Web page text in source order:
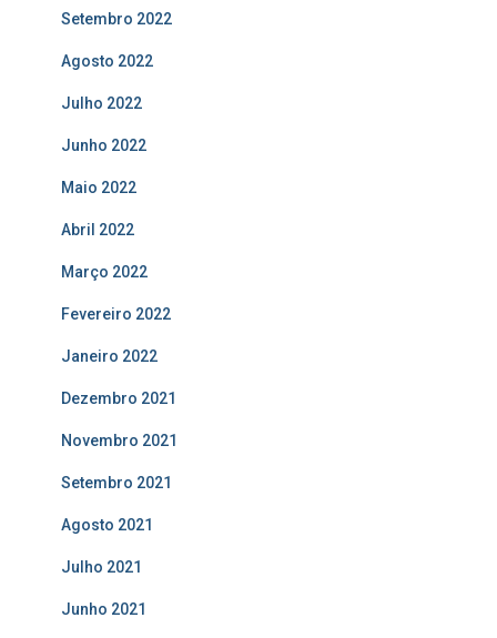
Setembro 2022
Agosto 2022
Julho 2022
Junho 2022
Maio 2022
Abril 2022
Março 2022
Fevereiro 2022
Janeiro 2022
Dezembro 2021
Novembro 2021
Setembro 2021
Agosto 2021
Julho 2021
Junho 2021